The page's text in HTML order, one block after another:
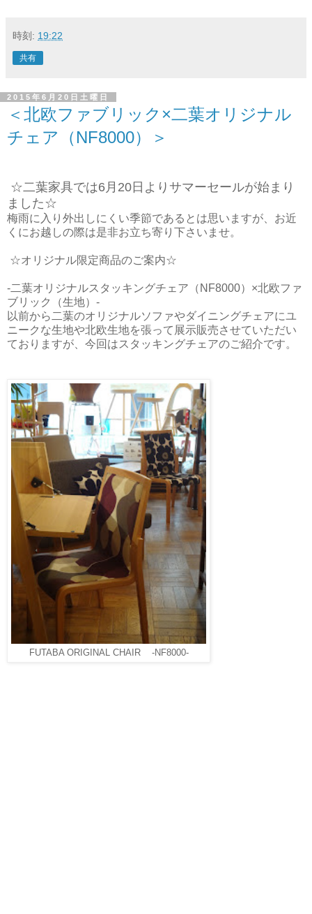
時刻: 19:22
共有
2015年6月20日土曜日
＜北欧ファブリック×二葉オリジナル
チェア（NF8000）＞
☆二葉家具では6月20日よりサマーセールが始まり
ました☆
梅雨に入り外出しにくい季節であるとは思いますが、お近
くにお越しの際は是非お立ち寄り下さいませ。
☆オリジナル限定商品のご案内☆
-二葉オリジナルスタッキングチェア（NF8000）×北欧ファ
ブリック（生地）-
以前から二葉のオリジナルソファやダイニングチェアにユ
ニークな生地や北欧生地を張って展示販売させていただい
ておりますが、今回はスタッキングチェアのご紹介です。
FUTABA ORIGINAL CHAIR -NF8000-